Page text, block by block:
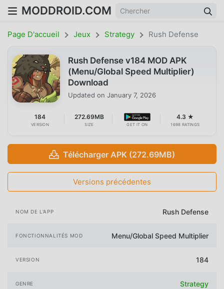
MODDROID.COM
Page D'accueil Jeux Strategy Rush Defense
Rush Defense v184 MOD APK
(Menu/Global Speed Multiplier)
Download
Updated on January 7, 2026
184
VERSION
272.69MB
SIZE GET IT ON
4.3 ★
1698 RATINGS
Télécharger APK (272.69MB)
Versions précédentes
NOM DE L'APP Rush Defense
FONCTIONNALITÉS MOD Menu/Global Speed Multiplier
VERSION 184
GENRE Strategy